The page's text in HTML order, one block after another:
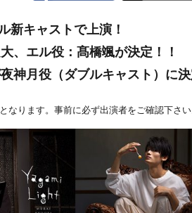
キャストで上演！
、エル役：髙橋颯が決定！！
神月役（ダブルキャスト）に決
なります。事前に必ず出演者をご確認下さい